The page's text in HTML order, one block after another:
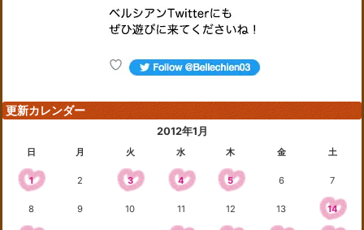
更新カレンダー
2012年1月
日 月 火 水 木 金 土
1 2 3 4 5 6 7
8 9 10 11 12 13 14